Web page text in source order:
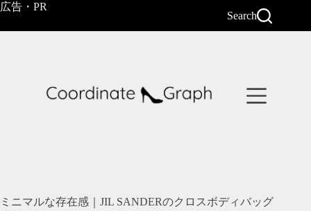
コ
テ
広告・PR
Search
ミニマルな存在感｜JIL SANDERのクロスボディバッグ